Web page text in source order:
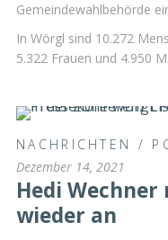
Gemeindewahlbehörde
In Wörgl sind 10.272
5.322 Frauen und 4.950
NACHRICHTEN /
Dezember 14, 2021
Hedi
wieder an